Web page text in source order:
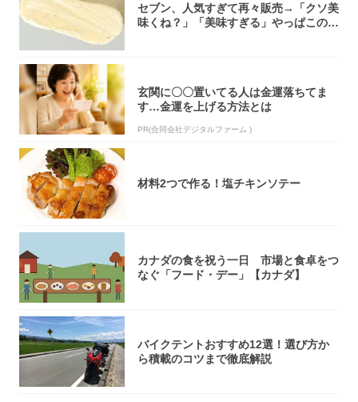
セブン、人気すぎて再々販売→「クソ美
味くね？」「美味すぎる」やっぱこのク
玄関に〇〇置いてる人は金運落ちてま
す…金運を上げる方法とは
PR(合同会社デジタルファーム )
材料2つで作る！塩チキンソテー
カナダの食を祝う一日 市場と食卓をつ
なぐ「フード・デー」【カナダ】
バイクテントおすすめ12選！選び方か
ら積載のコツまで徹底解説